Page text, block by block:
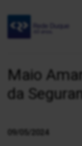
Maio
da
09/05/2024